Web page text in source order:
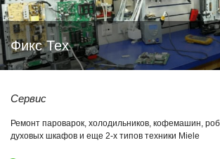
Фикс Тех
Сервис
Ремонт пароварок, холодильников, кофемашин,
духовых шкафов и еще 2-х типов техники Miele